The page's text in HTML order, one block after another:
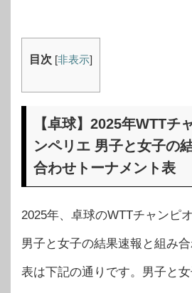
目次 [非表示]
【卓球】2025年WTTチ
ンペリエ 男子と女子の
合わせトーナメント表
2025年、卓球のWTTチャンピ
男子と女子の結果速報と組み
表は下記の通りです。男子と